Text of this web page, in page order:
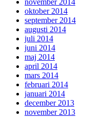
november 2014
oktober 2014
september 2014
augusti 2014
juli 2014
juni 2014
maj 2014
april 2014
mars 2014
februari 2014
januari 2014
december 2013
november 2013